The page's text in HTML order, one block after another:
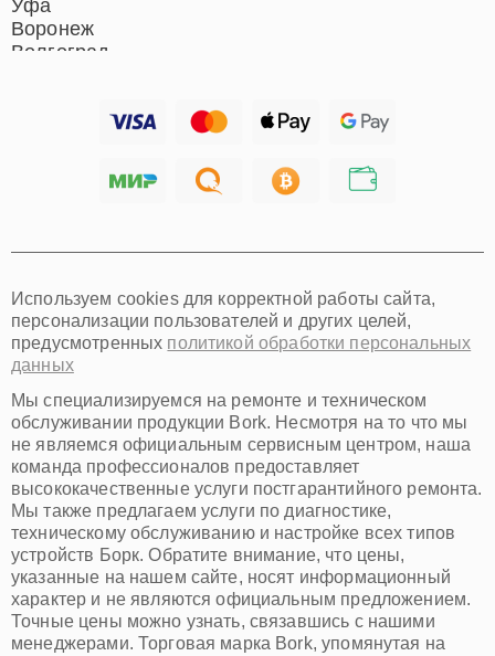
Уфа
Воронеж
Волгоград
Хабаровск
Иркутск
Омск
Красноярск
Пермь
Ульяновск
Киров
Архангельск
Астрахань
Белгород
Благовещенск
Брянск
Владивосток
Владикавказ
Владимир
Волжский
Вологда
Используем cookies для корректной работы сайта,
персонализации пользователей и других целей,
предусмотренных политикой обработки персональных
данных
Мы специализируемся на ремонте и техническом
обслуживании продукции Bork. Несмотря на то что мы
не являемся официальным сервисным центром, наша
команда профессионалов предоставляет
высококачественные услуги постгарантийного ремонта.
Мы также предлагаем услуги по диагностике,
техническому обслуживанию и настройке всех типов
устройств Борк. Обратите внимание, что цены,
указанные на нашем сайте, носят информационный
характер и не являются официальным предложением.
Точные цены можно узнать, связавшись с нашими
менеджерами. Торговая марка Bork, упомянутая на